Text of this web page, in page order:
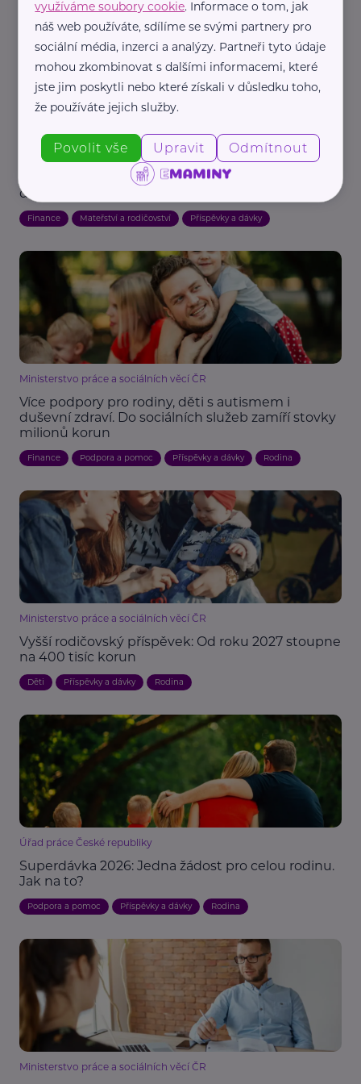
Česká správa sociálního zabezpečení
Od července se rozšiřuje nárok na peněžitou
pomoc v mateřství. Nová pravidla pomohou
dalším maminkám
Finance Mateřství a rodičovství Příspěvky a dávky
Ministerstvo práce a sociálních věcí ČR
Více podpory pro rodiny, děti s autismem i
duševní zdraví. Do sociálních služeb zamíří stovky
milionů korun
Finance Podpora a pomoc Příspěvky a dávky Rodina
Ministerstvo práce a sociálních věcí ČR
Vyšší rodičovský příspěvek: Od roku 2027 stoupne
na 400 tisíc korun
Děti Příspěvky a dávky Rodina
Úřad práce České republiky
Superdávka 2026: Jedna žádost pro celou rodinu.
Jak na to?
Podpora a pomoc Příspěvky a dávky Rodina
Ministerstvo práce a sociálních věcí ČR
využíváme soubory cookie. Informace o tom, jak
náš web používáte, sdílíme se svými partnery pro
sociální média, inzerci a analýzy. Partneři tyto údaje
mohou zkombinovat s dalšími informacemi, které
jste jim poskytli nebo které získali v důsledku toho,
že používáte jejich služby.
Povolit vše Upravit Odmítnout